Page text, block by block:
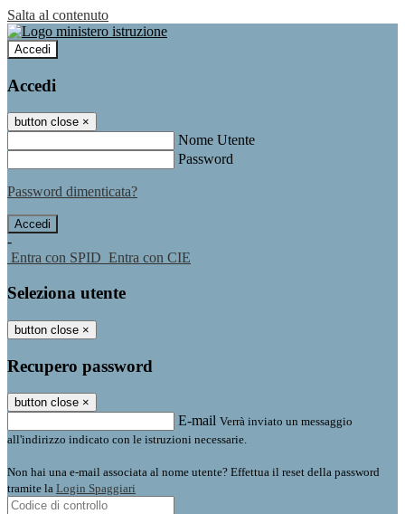
Salta al contenuto
Accedi
Accedi
button close ×
Nome Utente
Password
Password dimenticata?
-
Entra con SPID Entra con CIE
Seleziona utente
button close ×
Recupero password
button close ×
E-mail Verrà inviato un messaggio
all'indirizzo indicato con le istruzioni necessarie.
Non hai una e-mail associata al nome utente? Effettua il reset della password
tramite la Login Spaggiari